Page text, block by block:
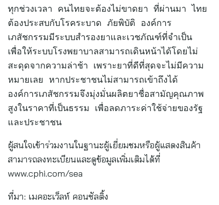
ทุกช่วงเวลา คนไทยจะต้องไม่ขาดยา ที่ผ่านมา ไทย
ต้องประสบกับโรคระบาด ภัยพิบัติ องค์การ
เภสัชกรรมมีระบบสำรองยาและเวชภัณฑ์ที่จำเป็น
เพื่อให้ระบบโรงพยาบาลสามารถเดินหน้าได้โดยไม่
สะดุดจากความล่าช้า เพราะยาที่ดีที่สุดจะไม่มีความ
หมายเลย หากประชาชนไม่สามารถเข้าถึงได้
องค์การเภสัชกรรมจึงมุ่งมั่นผลิตยาชื่อสามัญคุณภาพ
สูงในราคาที่เป็นธรรม เพื่อลดภาระค่าใช้จ่ายของรัฐ
และประชาชน
ผู้สนใจเข้าร่วมงานในฐานะผู้เยี่ยมชมหรือผู้แสดงสินค้า
สามารถลงทะเบียนและดูข้อมูลเพิ่มเติมได้ที่
www.cphi.com/sea
ที่มา: เมคอะเว็ลท์ คอนซัลติ้ง